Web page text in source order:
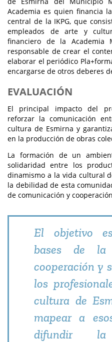
Academia es quien financia
central de la IKPG, que
empleados de arte y
financiero de la Academia
responsable de crear el
elaborar el periódico
encargarse de otros deberes
EVALUACIÓN
El principal impacto del
reforzar la comunicación
cultura de Esmirna y
en la producción de obras
La formación de un
solidaridad entre los
dinamismo a la vida cultural
la debilidad de esta
de comunicación y
El objetivo
bases de la
cooperación y
los
cultura de
mapear a
difundir la